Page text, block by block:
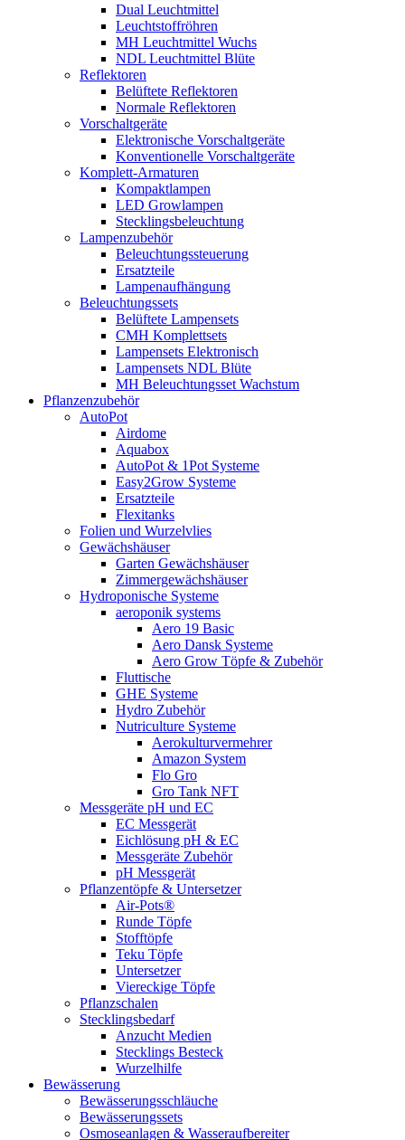
Dual Leuchtmittel
Leuchtstoffröhren
MH Leuchtmittel Wuchs
NDL Leuchtmittel Blüte
Reflektoren
Belüftete Reflektoren
Normale Reflektoren
Vorschaltgeräte
Elektronische Vorschaltgeräte
Konventionelle Vorschaltgeräte
Komplett-Armaturen
Kompaktlampen
LED Growlampen
Stecklingsbeleuchtung
Lampenzubehör
Beleuchtungssteuerung
Ersatzteile
Lampenaufhängung
Beleuchtungssets
Belüftete Lampensets
CMH Komplettsets
Lampensets Elektronisch
Lampensets NDL Blüte
MH Beleuchtungsset Wachstum
Pflanzenzubehör
AutoPot
Airdome
Aquabox
AutoPot & 1Pot Systeme
Easy2Grow Systeme
Ersatzteile
Flexitanks
Folien und Wurzelvlies
Gewächshäuser
Garten Gewächshäuser
Zimmergewächshäuser
Hydroponische Systeme
aeroponik systems
Aero 19 Basic
Aero Dansk Systeme
Aero Grow Töpfe & Zubehör
Fluttische
GHE Systeme
Hydro Zubehör
Nutriculture Systeme
Aerokulturvermehrer
Amazon System
Flo Gro
Gro Tank NFT
Messgeräte pH und EC
EC Messgerät
Eichlösung pH & EC
Messgeräte Zubehör
pH Messgerät
Pflanzentöpfe & Untersetzer
Air-Pots®
Runde Töpfe
Stofftöpfe
Teku Töpfe
Untersetzer
Viereckige Töpfe
Pflanzschalen
Stecklingsbedarf
Anzucht Medien
Stecklings Besteck
Wurzelhilfe
Bewässerung
Bewässerungsschläuche
Bewässerungssets
Osmoseanlagen & Wasseraufbereiter